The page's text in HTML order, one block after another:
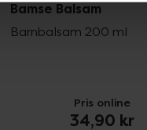
Bamse Balsam
Barnbalsam 200 ml
Pris online
34,90 kr